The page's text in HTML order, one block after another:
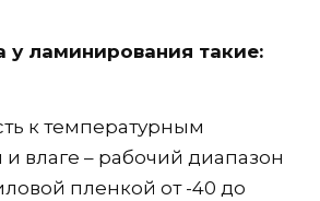
у ламинирования такие:
к температурным
влаге – рабочий диапазон
пленкой от -40 до